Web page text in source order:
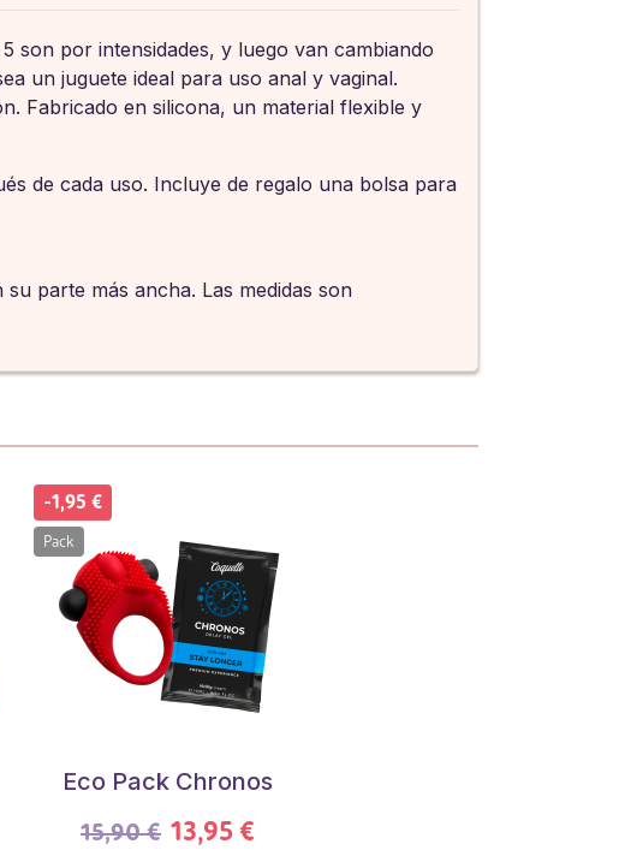
son por intensidades, y luego van cambiando
un juguete ideal para uso anal y vaginal.
Fabricado en silicona, un material flexible y
de cada uso. Incluye de regalo una bolsa para
parte más ancha. Las medidas son
-1,95 €
Pack
Eco Pack Chronos
15,90 € 13,95 €